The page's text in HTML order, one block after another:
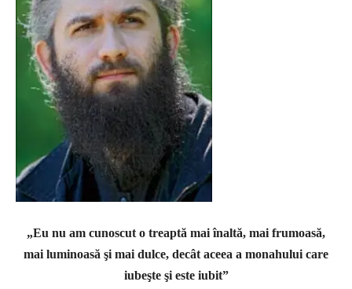
„Eu nu am cunoscut o treaptă mai înaltă, mai frumoasă,
mai luminoasă şi mai dulce, decât aceea a monahului care
iubeşte şi este iubit”